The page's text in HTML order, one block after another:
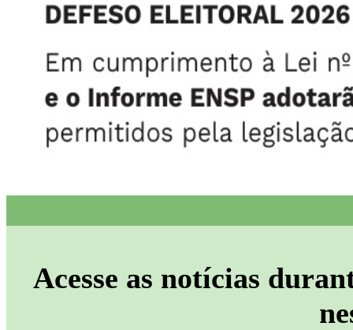
Acesse as notícias